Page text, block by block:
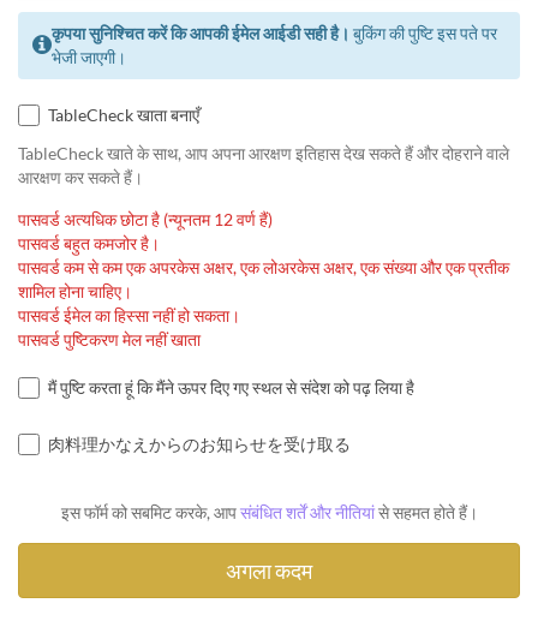
कृपया सुनिश्चित करें कि आपकी ईमेल आईडी सही है। बुकिंग की पुष्टि इस पते पर
भेजी जाएगी।
TableCheck खाता बनाएँ
TableCheck खाते के साथ, आप अपना आरक्षण इतिहास देख सकते हैं और दोहराने वाले
आरक्षण कर सकते हैं।
पासवर्ड अत्यधिक छोटा है (न्यूनतम 12 वर्ण हैं)
पासवर्ड बहुत कमजोर है।
पासवर्ड कम से कम एक अपरकेस अक्षर, एक लोअरकेस अक्षर, एक संख्या और एक प्रतीक
शामिल होना चाहिए।
पासवर्ड ईमेल का हिस्सा नहीं हो सकता।
पासवर्ड पुष्टिकरण मेल नहीं खाता
मैं पुष्टि करता हूं कि मैंने ऊपर दिए गए स्थल से संदेश को पढ़ लिया है
肉料理かなえからのお知らせを受け取る
इस फॉर्म को सबमिट करके, आपसंबंधित शर्तें और नीतियांसे सहमत होते हैं।